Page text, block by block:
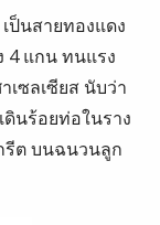
ป็นสายทองแดง
4 แกน ทนแรง
เซลเซียส นับว่า
ดินร้อยท่อในราง
ต บนฉนวนลูก